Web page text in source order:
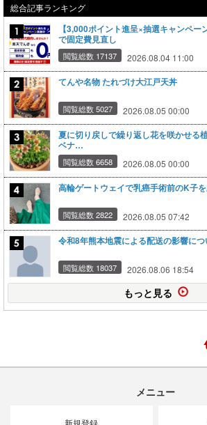
総合記事ランキング
【3,000ポイント進呈×抽選キャンペー
で固定費見直し
閲覧総数 17137 2026.08.04 11:00
てんや名物 たれづけ大江戸天丼
閲覧総数 5027 2026.08.05 00:00
夏に切り戻しで繰り返し花を咲かせ
ベナ…
閲覧総数 6658 2026.08.05 00:00
高輪ゲートウェイで乳癌手術前のK子
閲覧総数 2822 2026.08.05 07:42
令和8年熊本地震による配送の影響に
閲覧総数 18037 2026.08.06 18:54
もっと見る
メニュー